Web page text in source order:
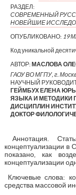
РАЗДЕЛ:
СОВРЕМЕННЫЙ
НОВЕЙШИЕ
ОПУБЛИКОВАНО: 19
Код уникальной
АВТОР:МАСЛОВА
ГАОУ ВО МГПУ, г.
НАУЧНЫЙ
ГЕЙМБУХ ЕЛЕНА
ЯЗЫКА И МЕТОДИКИ
ДИСЦИПЛИН
ДОКТОР
Аннотация.
концептуализации в
показано, как
концептуализации
Ключевые слова:
средства массовой